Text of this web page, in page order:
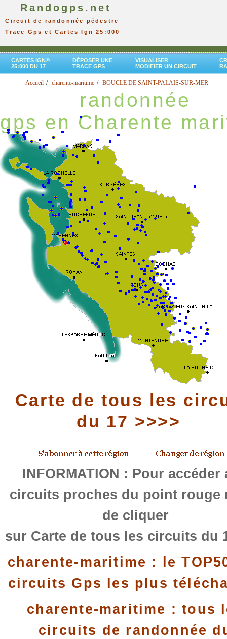
Randogps.net
Circuit de randonnée pédestre
Trace Gps et Cartes Ign 25:000
CARTES IGN®
25:000 DU 17
DÉPOSER UNE
TRACE GPS
VISUALISER
MODIFIER UN CIRCUIT
Accueil charente-maritime BOUCLE DE SAINT-PALAIS-SUR-MER
randonnée
gps en Charente
Carte de tous les
du 17 >>>>
INFORMATION : Pour accéder
circuits proches du point rouge
de cliquer
sur Carte de tous les circuits du
charente-maritime : le
circuits Gps les plus
charente-maritime : tous
circuits de randonnée